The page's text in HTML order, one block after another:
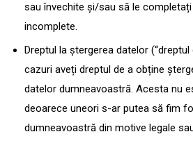
sau învechite și/sau să le
incomplete.
Dreptul la ștergerea datelor
cazuri aveți dreptul de a obține
datelor dumneavoastră. Acesta nu
deoarece uneori s-ar putea să fim
dumneavoastră din motive legale